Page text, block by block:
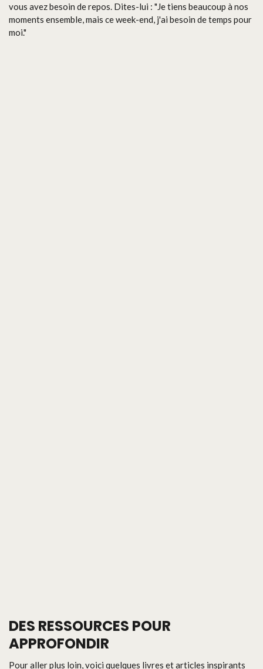
vous avez besoin de repos. Dites-lui : "Je tiens beaucoup à nos
moments ensemble, mais ce week-end, j'ai besoin de temps pour
moi."
DES RESSOURCES POUR
APPROFONDIR
Pour aller plus loin, voici quelques livres et articles inspirants